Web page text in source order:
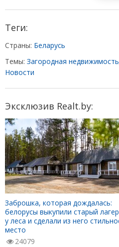
Теги:
Страны: Беларусь
Темы: Загородная недвижимость
Новости
Эксклюзив Realt.by:
Заброшка, которая дождалась:
белорусы выкупили старый
у леса и сделали из него
место
24079